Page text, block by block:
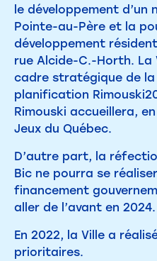
le développement d’un
Pointe-au-Père et la
développement
rue Alcide-C.-Horth.
cadre stratégique de la
planification
Rimouski accueillera,
Jeux du Québec.
D’autre part, la
Bic ne pourra se
financement
aller de l’avant en 2024.
En 2022, la Ville a
prioritaires.